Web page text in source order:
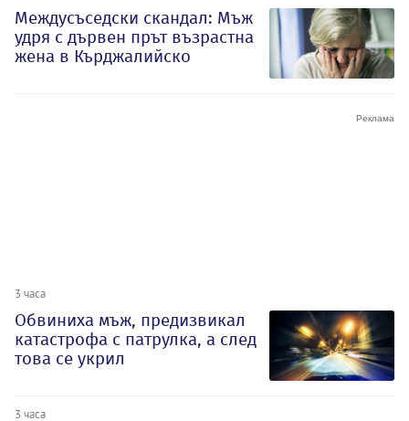
Междусъседски скандал: Мъж
удря с дървен прът възрастна
жена в Кърджалийско
3 часа
Обвиниха мъж, предизвикал
катастрофа с патрулка, а след
това се укрил
3 часа